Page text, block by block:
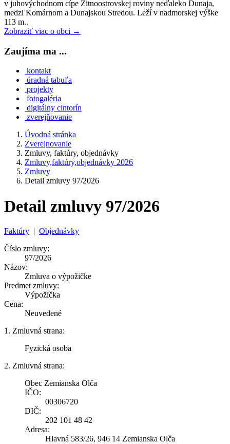
v juhovýchodnom cípe Žitnoostrovskej roviny neďaleko Dunaja,
medzi Komárnom a Dunajskou Stredou. Leží v nadmorskej výške
113 m..
Zobraziť viac o obci →
Zaujíma ma ...
kontakt
úradná tabuľa
projekty
fotogaléria
digitálny cintorín
zverejňovanie
Úvodná stránka
Zverejnovanie
Zmluvy, faktúry, objednávky
Zmluvy,faktúry,objednávky 2026
Zmluvy
Detail zmluvy 97/2026
Detail zmluvy 97/2026
Faktúry | Objednávky
Číslo zmluvy:
97/2026
Názov:
Zmluva o výpožičke
Predmet zmluvy:
Výpožička
Cena:
Neuvedené
1. Zmluvná strana:
Fyzická osoba
2. Zmluvná strana:
Obec Zemianska Olča
IČO:
00306720
DIČ:
202 101 48 42
Adresa:
Hlavná 583/26, 946 14 Zemianska Olča